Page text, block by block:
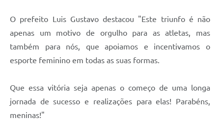
O prefeito Luis Gustavo destacou "Este triunfo é não
apenas um motivo de orgulho para as atletas, mas
também para nós, que apoiamos e incentivamos o
esporte feminino em todas as suas formas.
Que essa vitória seja apenas o começo de uma longa
jornada de sucesso e realizações para elas! Parabéns,
meninas!"